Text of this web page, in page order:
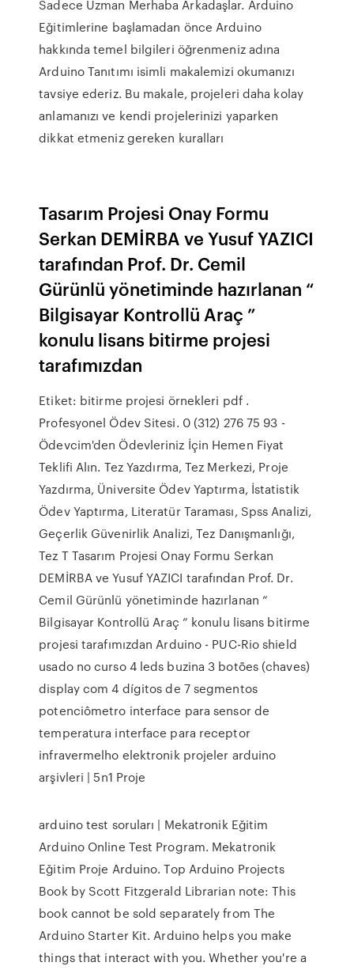
Sadece Uzman Merhaba Arkadaşlar. Arduino
Eğitimlerine başlamadan önce Arduino
hakkında temel bilgileri öğrenmeniz adına
Arduino Tanıtımı isimli makalemizi okumanızı
tavsiye ederiz. Bu makale, projeleri daha kolay
anlamanızı ve kendi projelerinizi yaparken
dikkat etmeniz gereken kuralları
Tasarım Projesi Onay Formu
Serkan DEMİRBA ve Yusuf YAZICI
tarafından Prof. Dr. Cemil
Gürünlü yönetiminde hazırlanan “
Bilgisayar Kontrollü Araç ”
konulu lisans bitirme projesi
tarafımızdan
Etiket: bitirme projesi örnekleri pdf .
Profesyonel Ödev Sitesi. 0 (312) 276 75 93 -
Ödevcim'den Ödevleriniz İçin Hemen Fiyat
Teklifi Alın. Tez Yazdırma, Tez Merkezi, Proje
Yazdırma, Üniversite Ödev Yaptırma, İstatistik
Ödev Yaptırma, Literatür Taraması, Spss Analizi,
Geçerlik Güvenirlik Analizi, Tez Danışmanlığı,
Tez T Tasarım Projesi Onay Formu Serkan
DEMİRBA ve Yusuf YAZICI tarafından Prof. Dr.
Cemil Gürünlü yönetiminde hazırlanan “
Bilgisayar Kontrollü Araç ” konulu lisans bitirme
projesi tarafımızdan Arduino - PUC-Rio shield
usado no curso 4 leds buzina 3 botões (chaves)
display com 4 dígitos de 7 segmentos
potenciômetro interface para sensor de
temperatura interface para receptor
infravermelho elektronik projeler arduino
arşivleri | 5n1 Proje
arduino test soruları | Mekatronik Eğitim
Arduino Online Test Program. Mekatronik
Eğitim Proje Arduino. Top Arduino Projects
Book by Scott Fitzgerald Librarian note: This
book cannot be sold separately from The
Arduino Starter Kit. Arduino helps you make
things that interact with you. Whether you're a